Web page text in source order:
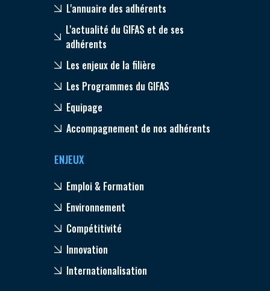
L'annuaire des adhérents
L'actualité du GIFAS et de ses
adhérents
Les enjeux de la filière
Les Programmes du GIFAS
Equipage
Accompagnement de nos adhérents
ENJEUX
Emploi & Formation
Environnement
Compétitivité
Innovation
Internationalisation